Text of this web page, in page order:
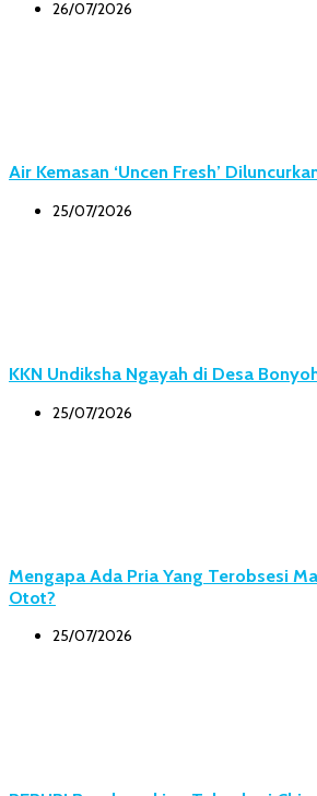
26/07/2026
Air Kemasan ‘Uncen Fresh’
25/07/2026
KKN Undiksha Ngayah di Desa
25/07/2026
Mengapa Ada Pria Yang Terobsesi
Otot?
25/07/2026